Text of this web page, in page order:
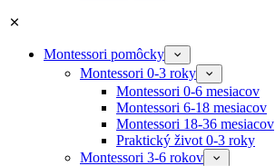
Montessori pomôcky
Montessori 0-3 roky
Montessori 0-6 mesiacov
Montessori 6-18 mesiacov
Montessori 18-36 mesiacov
Praktický život 0-3 roky
Montessori 3-6 rokov